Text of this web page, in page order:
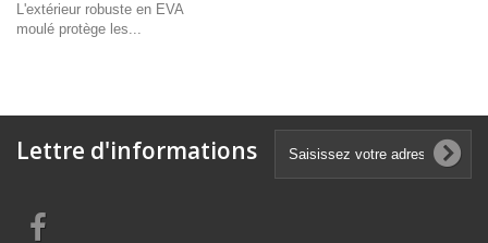
L'extérieur robuste en EVA
moulé protège les...
Lettre d'informations